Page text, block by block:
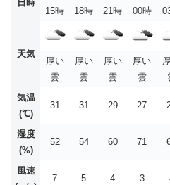
日時
15時
18時
21時
00時
天気
厚い
雲
厚い
雲
厚い
雲
厚い
雲
気温
(℃)
31 31 29 27
湿度
(%)
52 54 60 71
風速
7 5 4 3